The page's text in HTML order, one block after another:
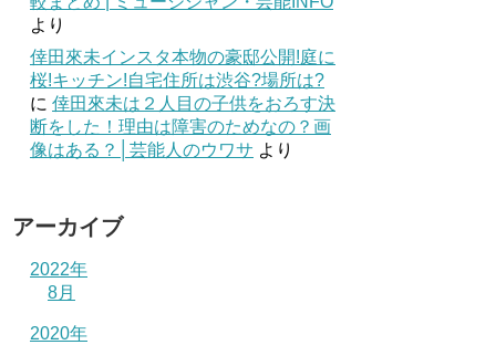
より
倖田來未インスタ本物の豪邸公開!庭に
桜!キッチン!自宅住所は渋谷?場所は?
に 倖田來未は２人目の子供をおろす決
断をした！理由は障害のためなの？画
像はある？│芸能人のウワサ より
アーカイブ
2022年
8月
2020年